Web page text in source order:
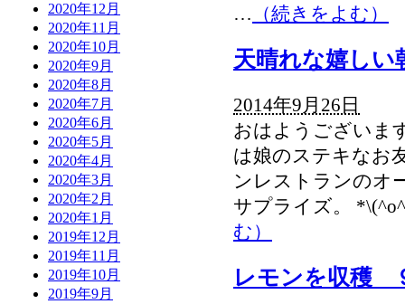
2020年12月
2020年11月
2020年10月
2020年9月
2020年8月
2020年7月
2020年6月
2020年5月
2020年4月
2020年3月
2020年2月
2020年1月
2019年12月
2019年11月
2019年10月
2019年9月
… （続きをよむ）
天晴れな嬉し
2014年9月26日
おはようございま
は娘のステキなお
ンレストランのオ
サプライズ。
む）
レモンを収穫